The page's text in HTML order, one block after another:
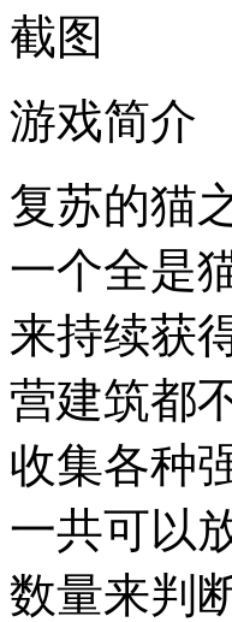
游戏简介
复苏的猫
一个全是
来持续获
营建筑都
收集各种
一共可以
数量来判